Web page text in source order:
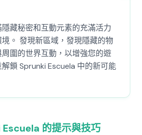
藏秘密和互動元素的充滿活力
。 發現新區域，發現隱藏的物
圍的世界互動，以增強您的遊
鎖 Sprunki Escuela 中的新可能
的提示與技巧